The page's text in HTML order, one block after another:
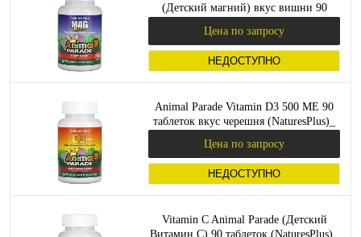
(Детский магний) вкус вишни 90
Цена по запросу
НЕДОСТУПНО
Animal Parade Vitamin D3 500 МЕ 90
таблеток вкус черешня (NaturesPlus)_
Цена по запросу
НЕДОСТУПНО
Vitamin C Animal Parade (Детский
Витамин C) 90 таблеток (NaturesPlus)_